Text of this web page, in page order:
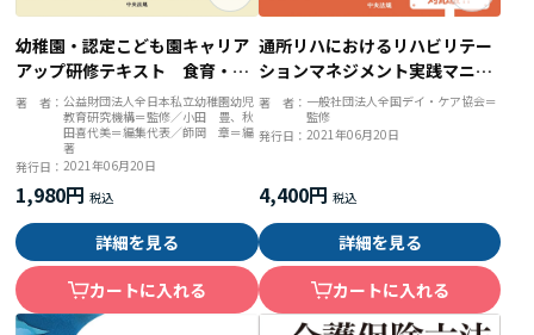
幼稚園・認定こども園キャリア
アップ研修テキスト 食育・ア
レルギー対応
著 者：公益財団法人全日本私立幼稚園幼児
教育研究機構＝監修／小田 豊、秋
田喜代美＝編集代表／師岡 章＝編
著
発行日：2021年06月20日
1,980円
詳細を見る
カートに入れる
通所リハにおけるリハビリテー
ションマネジメント実践マニュ
アル
著 者： 一般社団法人全国デイ・ケア協会＝
監修
発行日： 2021年06月20日
4,400円
詳細を見る
カートに入れる